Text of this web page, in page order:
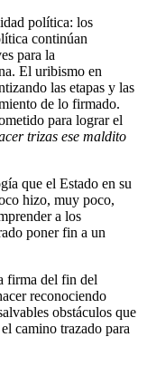
política: los
continúan
para la
El uribismo en
las etapas y las
de lo firmado.
para lograr el
trizas ese maldito
que el Estado en su
hizo, muy poco,
a los
poner fin a un
firma del fin del
reconociendo
obstáculos que
camino trazado para